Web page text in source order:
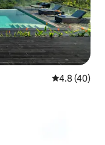
Calificación
4.8 (40)